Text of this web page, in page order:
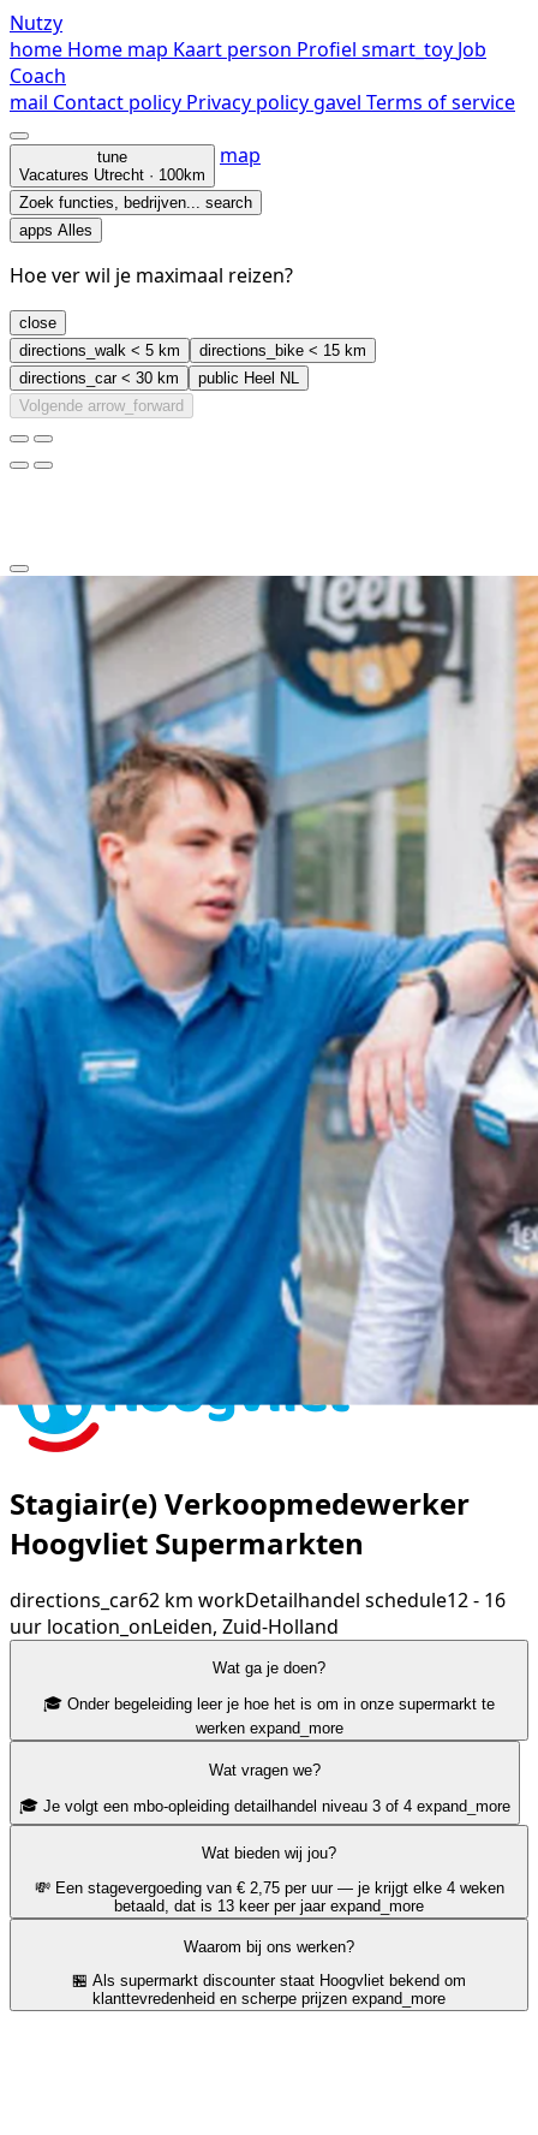
Nutzy
home Home map Kaart person Profiel smart_toy Job
Coach
mail Contact policy Privacy policygavel Terms of service
tune
Vacatures Utrecht · 100km
map
Zoek functies, bedrijven... search
apps Alles
Hoe ver wil je maximaal reizen?
close
directions_walk < 5 km directions_bike < 15 km
directions_car< 30 km public Heel NL
Volgende arrow_forward
arrow_back_ios_new
share
Stagiair(e) Verkoopmedewerker
Hoogvliet Supermarkten
directions_car62 km workDetailhandel schedule12 - 16
uur location_onLeiden, Zuid-Holland
Wat ga je doen?
🎓 Onder begeleiding leer je hoe het is om in onze supermarkt te
werken expand_more
Wat vragen we?
🎓 Je volgt een mbo-opleiding detailhandel niveau 3 of 4 expand_more
Wat bieden wij jou?
💸 Een stagevergoeding van € 2,75 per uur — je krijgt elke 4 weken
betaald, dat is 13 keer per jaar expand_more
Waarom bij ons werken?
🏪 Als supermarkt discounter staat Hoogvliet bekend om
klanttevredenheid en scherpe prijzen expand_more